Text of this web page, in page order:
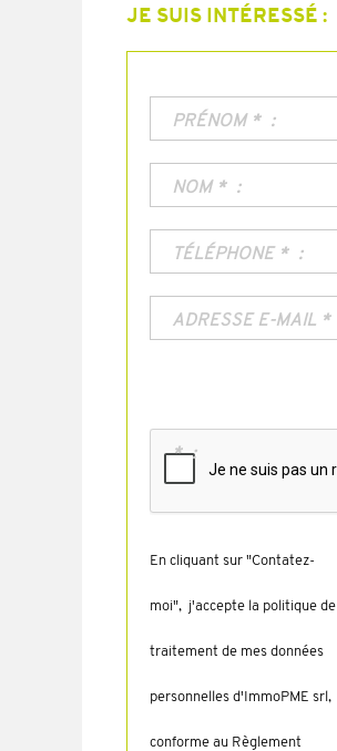
JE SUIS INTÉRESSÉ :
PRÉNOM *
NOM *
TÉLÉPHONE *
ADRESSE E-MAIL *
*
En cliquant sur "Contatez-
moi", j'accepte la politique de
traitement de mes données
personnelles d'ImmoPME srl,
conforme au Règlement